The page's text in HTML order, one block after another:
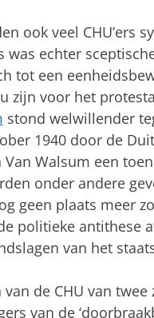
ook veel CHU’ers
echter
tot een
zijn voor het
stond welwillender
1940 door de
Walsum een
onder andere
geen plaats meer
politieke antithese
van het
de CHU van twee
van de